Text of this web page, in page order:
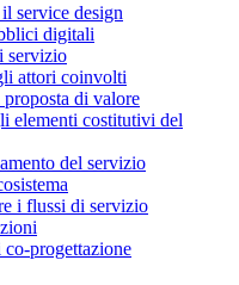
service design
digitali
servizio
attori coinvolti
di valore
elementi costitutivi del
del servizio
i flussi di servizio
progettazione